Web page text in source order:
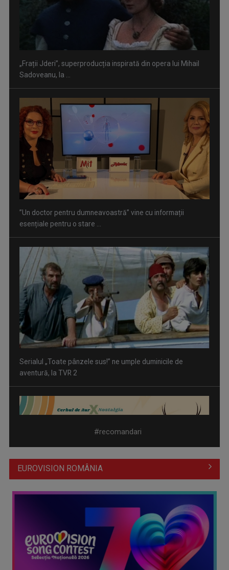
esențiale pentru o stare ...
aventură, la TVR 2
preferinţelor ...
Cate Blanchett este „Blue Jasmine” – sâmbătă seară, la TVR
#recomandari
EUROVISION ROMÂNIA